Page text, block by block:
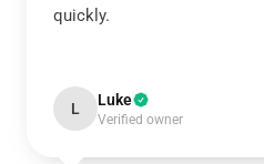
quickly.
L Luke
Verified owner